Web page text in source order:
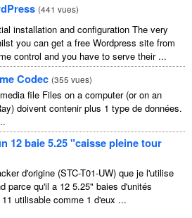
(441 vues)
installation and configuration The very
you can get a free Wordpress site from
control and you have to serve their...
Codec (355 vues)
file Files on a computer(or on an
) doivent contenir plus 1 type de données.
12 baie 5.25 "caisse pleine tour
d'origine (STC-T01-UW) que je l'utilise
parce qu'il a 12 5.25" baies d'unités
utilisable comme 1 d'eux ...